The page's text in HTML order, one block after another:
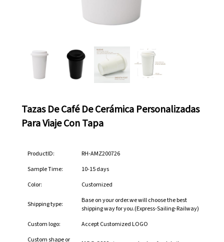
Tazas De Café De Cerámica Personalizadas
Para Viaje Con Tapa
ProductID:
RH-AMZ200726
Sample Time:
10-15 days
Color:
Customized
Shipping type:
Base on your order.we will choose the best
shipping way for you.(Express-Sailing-Railway)
Custom logo:
Accept Customized LOGO
Custom shape or